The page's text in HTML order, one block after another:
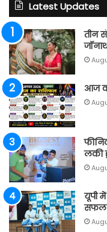
Latest Updates
तीन
आज
लकी
यूपी
सफल